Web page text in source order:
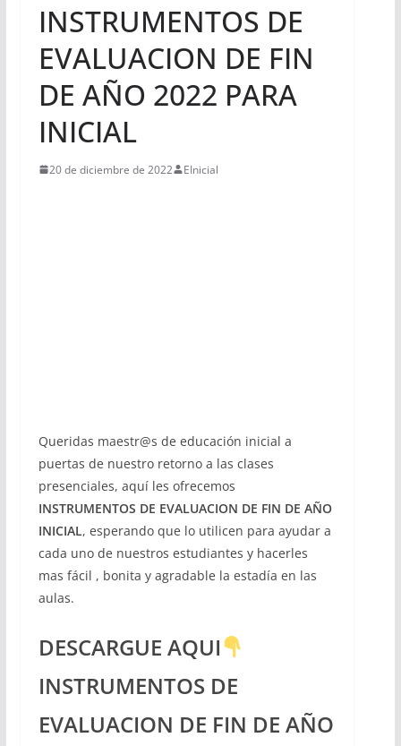
INSTRUMENTOS DE
EVALUACION DE FIN
DE AÑO 2022 PARA
INICIAL
20 de diciembre de 2022 EInicial
Queridas maestr@s de educación inicial a
puertas de nuestro retorno a las clases
presenciales, aquí les ofrecemos
INSTRUMENTOS DE EVALUACION DE FIN DE AÑO
INICIAL, esperando que lo utilicen para ayudar a
cada uno de nuestros estudiantes y hacerles
mas fácil , bonita y agradable la estadía en las
aulas.
DESCARGUE AQUI
INSTRUMENTOS DE
EVALUACION DE FIN DE AÑO